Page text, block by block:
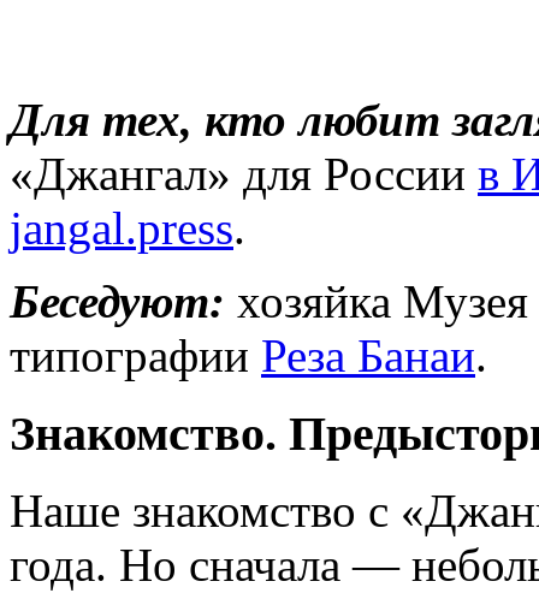
Для тех, кто любит
«Джангал» для России в
jangal.press.
Беседуют: хозяйка
типографии Реза Банаи.
Знакомство.
Наше знакомство с
года. Но сначала —